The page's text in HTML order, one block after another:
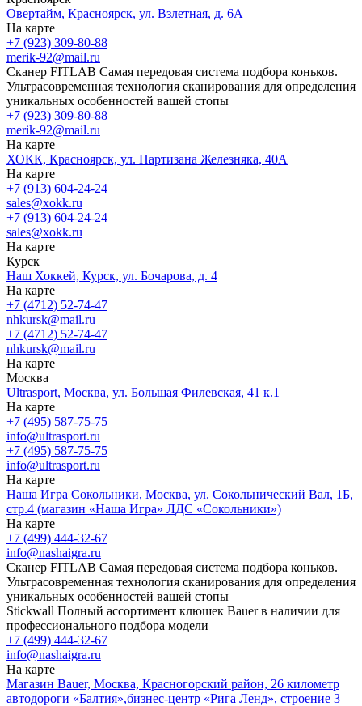
Овертайм, Красноярск, ул. Взлетная, д. 6А
На карте
+7 (923) 309-80-88
merik-92@mail.ru
Сканер FITLAB Самая передовая система подбора коньков.
Ультрасовременная технология сканирования для определения
уникальных особенностей вашей стопы
+7 (923) 309-80-88
merik-92@mail.ru
На карте
ХОКК, Красноярск, ул. Партизана Железняка, 40А
На карте
+7 (913) 604-24-24
sales@xokk.ru
+7 (913) 604-24-24
sales@xokk.ru
На карте
Курск
Наш Хоккей, Курск, ул. Бочарова, д. 4
На карте
+7 (4712) 52-74-47
nhkursk@mail.ru
+7 (4712) 52-74-47
nhkursk@mail.ru
На карте
Москва
Ultrasport, Москва, ул. Большая Филевская, 41 к.1
На карте
+7 (495) 587-75-75
info@ultrasport.ru
+7 (495) 587-75-75
info@ultrasport.ru
На карте
Наша Игра Сокольники, Москва, ул. Сокольнический Вал, 1Б,
стр.4 (магазин «Наша Игра» ЛДС «Сокольники»)
На карте
+7 (499) 444-32-67
info@nashaigra.ru
Сканер FITLAB Самая передовая система подбора коньков.
Ультрасовременная технология сканирования для определения
уникальных особенностей вашей стопы
Stickwall Полный ассортимент клюшек Bauer в наличии для
профессионального подбора модели
+7 (499) 444-32-67
info@nashaigra.ru
На карте
Магазин Bauer, Москва, Красногорский район, 26 километр
автодороги «Балтия»,бизнес-центр «Рига Ленд», строение 3